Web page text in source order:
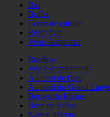
Bio
Buffet
Cours de cuisine
Resto àvin
Vente àemporter
Rooftop
Vue Exceptionnelle
Au bord de l'eau
Au bord du Grand Large
Berges du Rhône
Bord de Saône
Nature détente